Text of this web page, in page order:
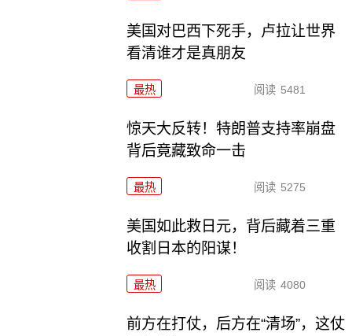
美国对巴西下死手，卢拉让世界
看清谁才是真朋友
最热 阅读 5481
惊天大反转！特朗普支持率崩盘
背后竟藏致命一击
最热 阅读 5275
美国如此救日元，背后藏着三重
收割日本的阳谋！
最热 阅读 4080
前方在打仗，后方在“清场”，这仗